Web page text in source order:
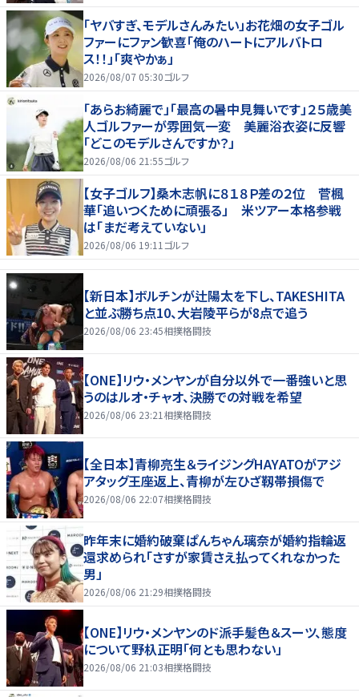
「ヤバすぎ、モデルさんみたい」お花畑の女子ゴル
ファーにファン歓喜「俺のハートにアルバトロ
ス！！」「爽やかぁ」
2026/08/07 05:30ゴルフ
「あらお綺麗で」「最高の暑中見舞いです」２５歳美
人ゴルファーが雰囲気一変 美麗浴衣姿に反響
「どこのモデルさんですか？」
2026/08/06 21:55ゴルフ
【女子ゴルフ】桑木志帆に８１８Ｐ差の２位 菅楓
華「追いつくために頑張る」 米ツアー本格参戦
は「まだ考えていない」
2026/08/06 19:11 ゴルフ
【新日本】ボルチンが辻陽太を下し、TAKESHITA
と並ぶ勝ち点10、大岩陵平らが8点で追う
2026/08/06 23:45相撲格闘技
【ONE】リウ・メンヤンが自分以外で一番強いと思
うのはルオ・チャオ、決勝での対戦を希望
2026/08/06 23:21 相撲格闘技
【全日本】青柳亮生＆ライジングHAYATOがアジ
アタッグ王座返上、青柳が左ひざ靱帯損傷で
2026/08/06 22:07相撲格闘技
昨年末に婚約破棄ぱんちゃん璃奈が婚約指輪返
還求められ「さすが家賃さえ払ってくれなかった
男」
2026/08/06 21:29相撲格闘技
【ONE】リウ・メンヤンのド派手髪色＆スーツ、態度
について野杁正明「何とも思わない」
2026/08/06 21:03相撲格闘技